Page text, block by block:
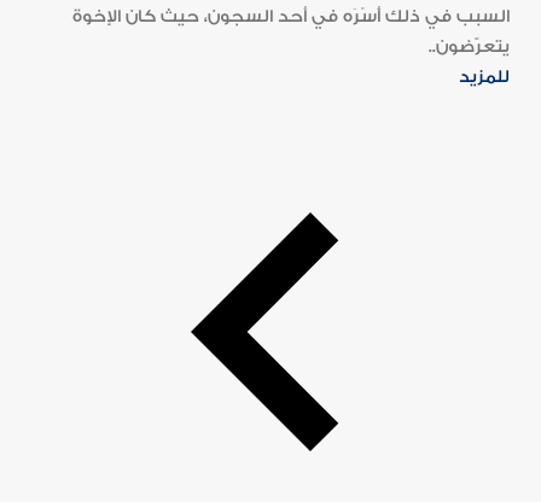
السبب في ذلك أَسْرَه في أحد السجون، حيث كان الإخوة
يتعرّضون..
للمزيد